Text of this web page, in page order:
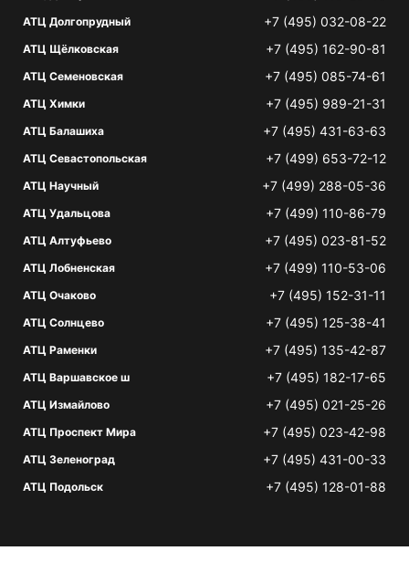
АТЦ Долгопрудный +7 (495) 032-08-22
АТЦ Щёлковская +7 (495) 162-90-81
АТЦ Семеновская +7 (495) 085-74-61
АТЦ Химки +7 (495) 989-21-31
АТЦ Балашиха +7 (495) 431-63-63
АТЦ Севастопольская +7 (499) 653-72-12
АТЦ Научный +7 (499) 288-05-36
АТЦ Удальцова +7 (499) 110-86-79
АТЦ Алтуфьево +7 (495) 023-81-52
АТЦ Лобненская +7 (499) 110-53-06
АТЦ Очаково +7 (495) 152-31-11
АТЦ Солнцево +7 (495) 125-38-41
АТЦ Раменки +7 (495) 135-42-87
АТЦ Варшавское ш +7 (495) 182-17-65
АТЦ Измайлово +7 (495) 021-25-26
АТЦ Проспект Мира +7 (495) 023-42-98
АТЦ Зеленоград +7 (495) 431-00-33
АТЦ Подольск +7 (495) 128-01-88